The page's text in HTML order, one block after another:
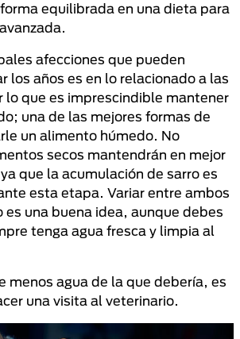
equilibrada en una dieta para
afecciones que pueden
los años es en lo relacionado a las
lo que es imprescindible mantener
una de las mejores formas de
un alimento húmedo. No
secos mantendrán en mejor
que la acumulación de sarro es
esta etapa. Variar entre ambos
una buena idea, aunque debes
tenga agua fresca y limpia al
menos agua de la que debería, es
una visita al veterinario.